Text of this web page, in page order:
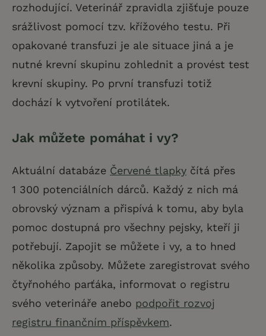
rozhodující. Veterinář zpravidla zjišťuje pouze
srážlivost pomocí tzv. křížového testu. Při
opakované transfuzi je ale situace jiná a je
nutné krevní skupinu zohlednit a provést test
krevní skupiny. Po první transfuzi totiž
dochází k vytvoření protilátek.
Jak můžete pomáhat i vy?
Aktuální databáze Červené tlapky čítá přes
1 300 potenciálních dárců. Každý z nich má
obrovský význam a přispívá k tomu, aby byla
pomoc dostupná pro všechny pejsky, kteří ji
potřebují. Zapojit se můžete i vy, a to hned
několika způsoby. Můžete zaregistrovat svého
čtyřnohého parťáka, informovat o registru
svého veterináře anebo podpořit rozvoj
registru finančním příspěvkem.